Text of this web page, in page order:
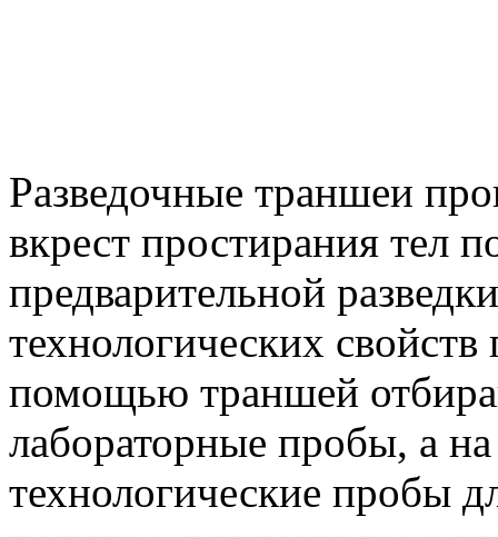
Разведочные траншеи
вкрест простирания тел
предварительной
технологических
помощью траншей
лабораторные пробы, а
технологические пробы